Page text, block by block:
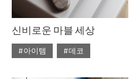
신비로운 마블 세상
#아이템
#데코